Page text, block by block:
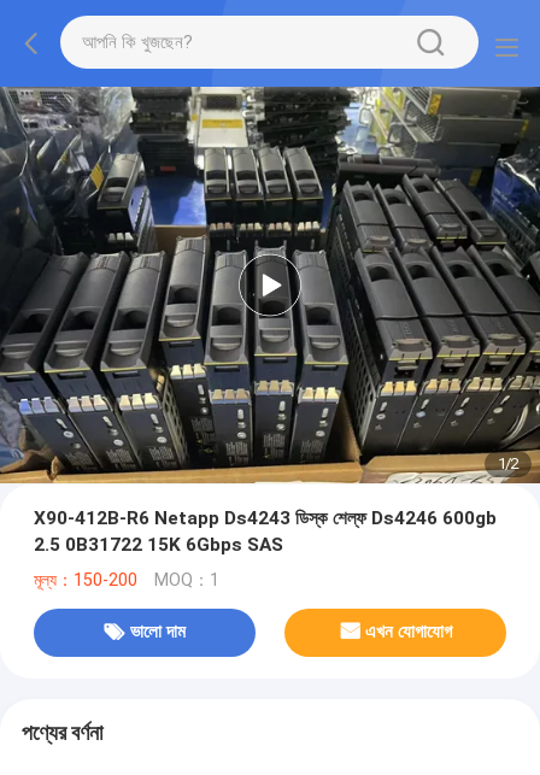
1/2
X90-412B-R6 Netapp Ds4243 ডিস্ক শেল্ফ Ds4246 600gb
2.5 0B31722 15K 6Gbps SAS
মূল্য：150-200 MOQ：1
ভালো দাম এখন যোগাযোগ
পণ্যের বর্ণনা